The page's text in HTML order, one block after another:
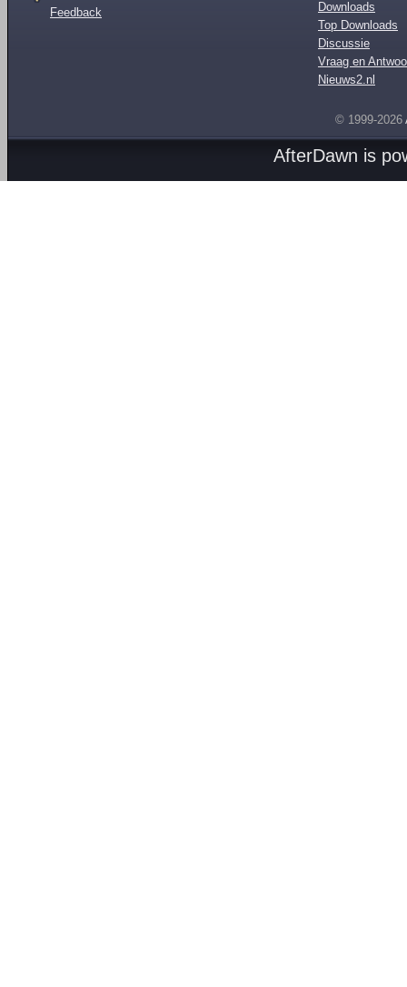
Feedback
Downloads
Top Downloads
Discussie
Vraag en
Nieuws2.nl
© 1999-2026
AfterDawn is